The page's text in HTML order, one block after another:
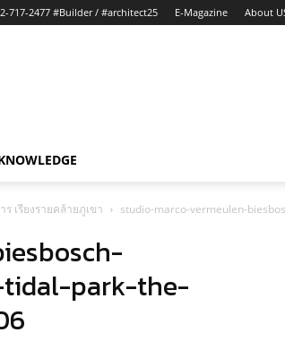
717-2477 #Builder / #architect25 E-Magazine About
เรียงรายคล้ายภูเขา
studio-marco-vermeulen-
tidal-park-the-